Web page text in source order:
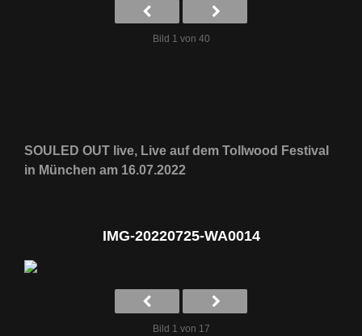
Bild 1 von 40
SOULED OUT live, Live auf dem Tollwood Festival
in München am 16.07.2022
IMG-20220725-WA0014
Bild 1 von 17